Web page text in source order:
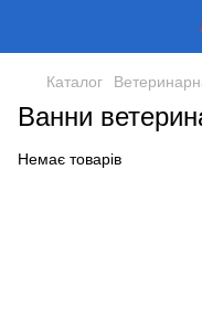
Каталог
Ванни
Немає товарів